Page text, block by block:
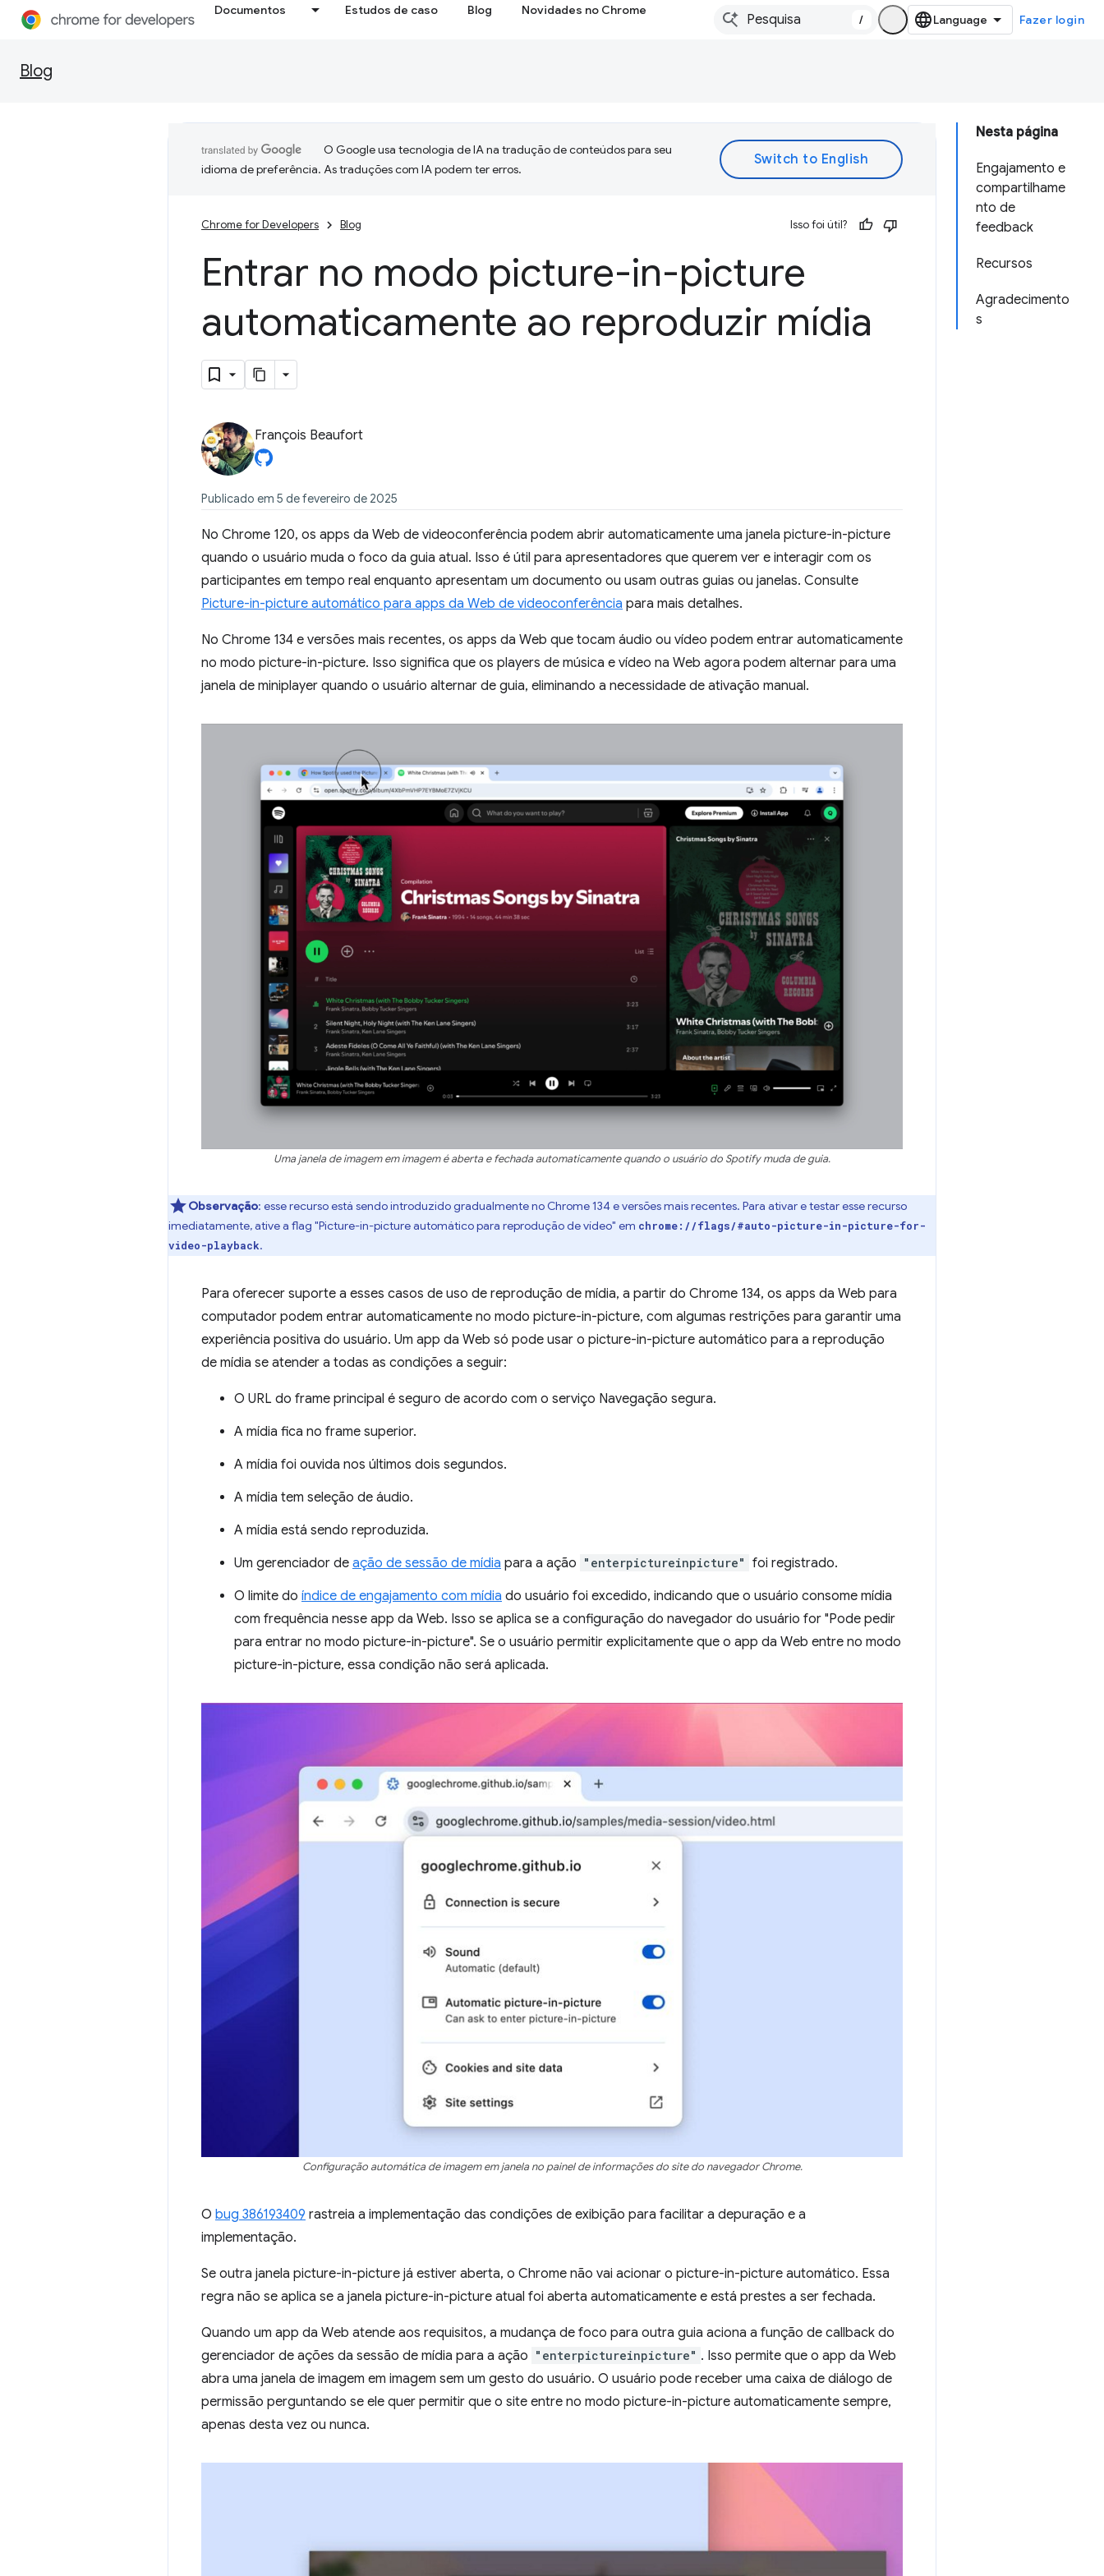
Documentos Estudos de caso Blog Novidades no Chrome
/ Fazer login
Blog
Nesta página
Engajamento e
compartilhame
nto de
feedback
Recursos
Agradecimento
s
O Google usa tecnologia de IA na tradução de conteúdos para seu
idioma de preferência. As traduções com IA podem ter erros.
Chrome for Developers Blog Isso foi útil?
Entrar no modo picture-in-picture
automaticamente ao reproduzir mídia
François Beaufort
Publicado em 5 de fevereiro de 2025
No Chrome 120, os apps da Web de videoconferência podem abrir automaticamente uma janela picture-in-picture
quando o usuário muda o foco da guia atual. Isso é útil para apresentadores que querem ver e interagir com os
participantes em tempo real enquanto apresentam um documento ou usam outras guias ou janelas. Consulte
Picture-in-picture automático para apps da Web de videoconferência para mais detalhes.
No Chrome 134 e versões mais recentes, os apps da Web que tocam áudio ou vídeo podem entrar automaticamente
no modo picture-in-picture. Isso significa que os players de música e vídeo na Web agora podem alternar para uma
janela de miniplayer quando o usuário alternar de guia, eliminando a necessidade de ativação manual.
Uma janela de imagem em imagem é aberta e fechada automaticamente quando o usuário do Spotify muda de guia.
Observação: esse recurso está sendo introduzido gradualmente no Chrome 134 e versões mais recentes. Para ativar e testar esse recurso
imediatamente, ative a flag "Picture-in-picture automático para reprodução de vídeo" em chrome://flags/#auto-picture-in-picture-for-
video-playback.
Para oferecer suporte a esses casos de uso de reprodução de mídia, a partir do Chrome 134, os apps da Web para
computador podem entrar automaticamente no modo picture-in-picture, com algumas restrições para garantir uma
experiência positiva do usuário. Um app da Web só pode usar o picture-in-picture automático para a reprodução
de mídia se atender a todas as condições a seguir:
O URL do frame principal é seguro de acordo com o serviço Navegação segura.
A mídia fica no frame superior.
A mídia foi ouvida nos últimos dois segundos.
A mídia tem seleção de áudio.
A mídia está sendo reproduzida.
Um gerenciador de ação de sessão de mídia para a ação "enterpictureinpicture" foi registrado.
O limite do índice de engajamento com mídia do usuário foi excedido, indicando que o usuário consome mídia
com frequência nesse app da Web. Isso se aplica se a configuração do navegador do usuário for "Pode pedir
para entrar no modo picture-in-picture". Se o usuário permitir explicitamente que o app da Web entre no modo
picture-in-picture, essa condição não será aplicada.
Configuração automática de imagem em janela no painel de informações do site do navegador Chrome.
O bug 386193409 rastreia a implementação das condições de exibição para facilitar a depuração e a
implementação.
Se outra janela picture-in-picture já estiver aberta, o Chrome não vai acionar o picture-in-picture automático. Essa
regra não se aplica se a janela picture-in-picture atual foi aberta automaticamente e está prestes a ser fechada.
Quando um app da Web atende aos requisitos, a mudança de foco para outra guia aciona a função de callback do
gerenciador de ações da sessão de mídia para a ação "enterpictureinpicture" . Isso permite que o app da Web
abra uma janela de imagem em imagem sem um gesto do usuário. O usuário pode receber uma caixa de diálogo de
permissão perguntando se ele quer permitir que o site entre no modo picture-in-picture automaticamente sempre,
apenas desta vez ou nunca.